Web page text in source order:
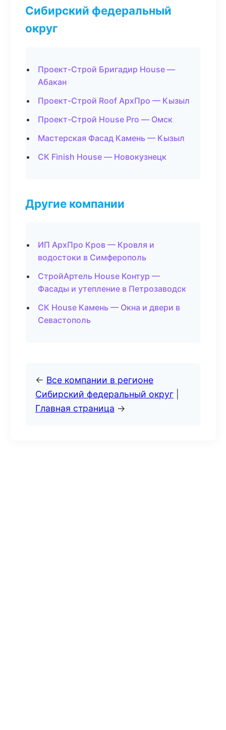
Сибирский федеральный
округ
Проект-Строй Бригадир House —
Абакан
Проект-Строй Roof АрхПро — Кызыл
Проект-Строй House Pro — Омск
Мастерская Фасад Камень — Кызыл
СК Finish House — Новокузнецк
Другие компании
ИП АрхПро Кров — Кровля и
водостоки в Симферополь
СтройАртель House Контур —
Фасады и утепление в Петрозаводск
СК House Камень — Окна и двери в
Севастополь
← Все компании в регионе
Сибирский федеральный округ
Главная страница →